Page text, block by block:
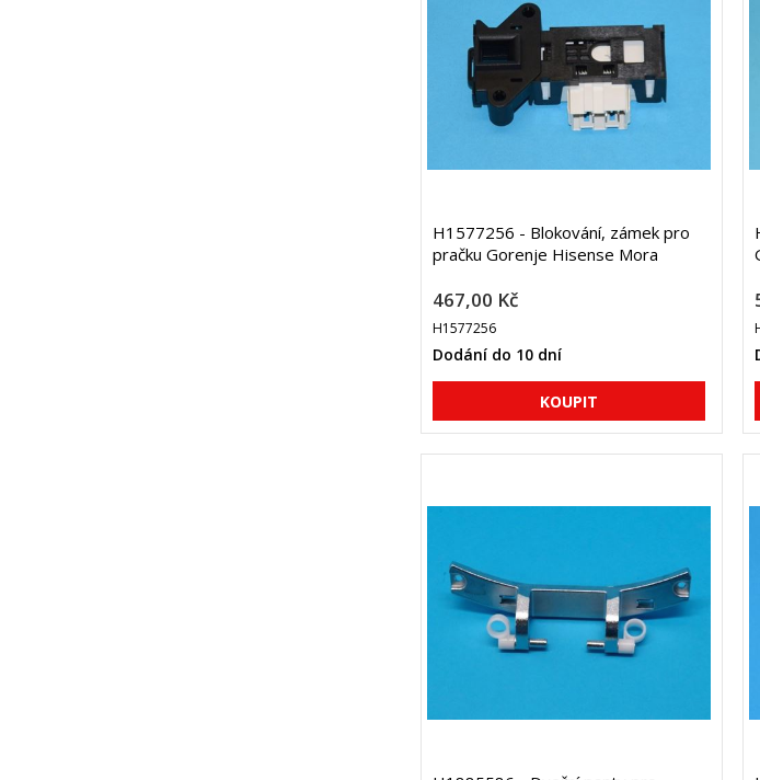
H1577256 - Blokování, zámek pro
pračku Gorenje Hisense Mora
467,00 Kč
H1577256
Dodání do 10 dní